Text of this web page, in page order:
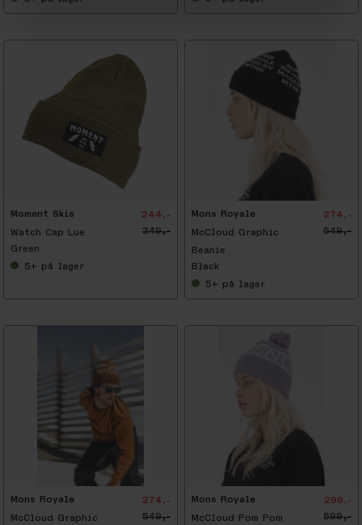
Moment Skis
Watch Cap Lue
244,-
349,-
Green
5+ på lager
Mons Royale
McCloud Graphic
Beanie
274,-
549,-
Black
5+ på lager
Mons Royale
McCloud Graphic
274,-
549,-
Mons Royale
McCloud Pom Pom
299,-
599,-